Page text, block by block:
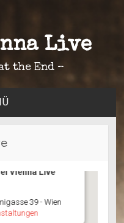
Live
the End –
Vienna Live
39 - Wien